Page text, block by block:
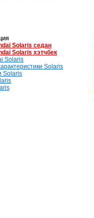
Solaris седан
Solaris хэтчбек
Solaris
Solaris
Solaris